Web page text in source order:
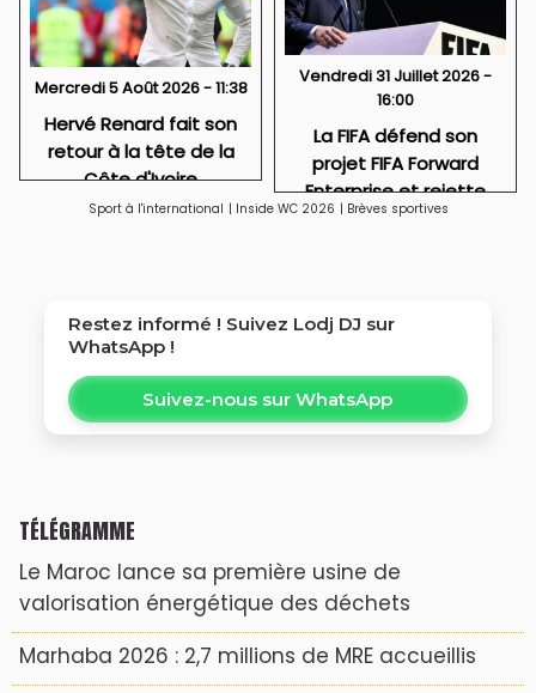
Mercredi 5 Août 2026 - 11:38
Hervé Renard fait son
retour à la tête de la
Côte d'Ivoire
Vendredi 31 Juillet 2026 -
16:00
La FIFA défend son
projet FIFA Forward
Enterprise et rejette
toute idée de
Sport à l'international | Inside WC 2026 | Brèves sportives
Restez informé ! Suivez Lodj DJ sur
WhatsApp !
Suivez-nous sur WhatsApp
TÉLÉGRAMME
Le Maroc lance sa première usine de
valorisation énergétique des déchets
Marhaba 2026 : 2,7 millions de MRE accueillis